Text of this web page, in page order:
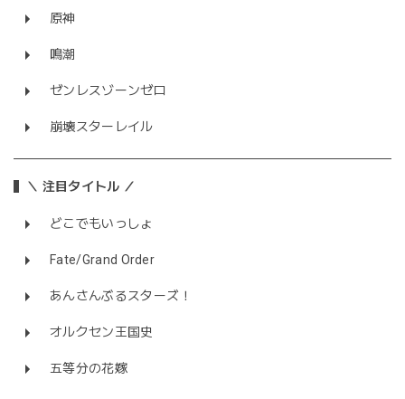
原神
鳴潮
ゼンレスゾーンゼロ
崩壊スターレイル
＼ 注目タイトル ／
どこでもいっしょ
Fate/Grand Order
あんさんぶるスターズ！
オルクセン王国史
五等分の花嫁